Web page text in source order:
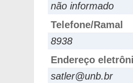
não informado
Telefone/Ramal
8938
Endereço
satler@unb.br